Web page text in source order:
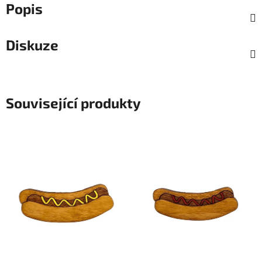
Popis
Diskuze
Související produkty